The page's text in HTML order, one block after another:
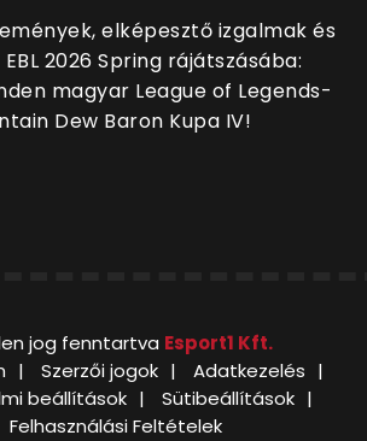
elképesztő izgalmak és
2026 Spring rájátszásába:
magyar League of Legends-
Dew Baron Kupa IV!
jog fenntartva Esport1 Kft.
Szerzői jogok
Adatkezelés
beállítások
Sütibeállítások
Felhasználási Feltételek